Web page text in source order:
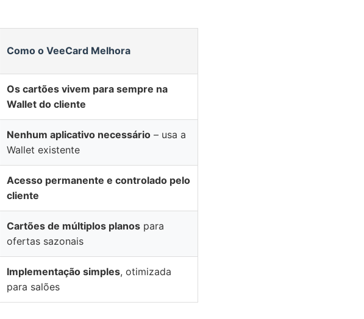
Como o VeeCard Melhora
Os cartões vivem para sempre na
Wallet do cliente
Nenhum aplicativo necessário – usa a
Wallet existente
Acesso permanente e controlado pelo
cliente
Cartões de múltiplos planos para
ofertas sazonais
Implementação simples, otimizada
para salões